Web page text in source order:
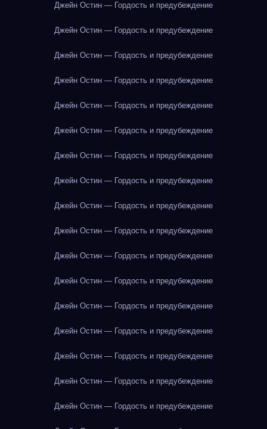
Джейн Остин — Гордость и предубеждение
Джейн Остин — Гордость и предубеждение
Джейн Остин — Гордость и предубеждение
Джейн Остин — Гордость и предубеждение
Джейн Остин — Гордость и предубеждение
Джейн Остин — Гордость и предубеждение
Джейн Остин — Гордость и предубеждение
Джейн Остин — Гордость и предубеждение
Джейн Остин — Гордость и предубеждение
Джейн Остин — Гордость и предубеждение
Джейн Остин — Гордость и предубеждение
Джейн Остин — Гордость и предубеждение
Джейн Остин — Гордость и предубеждение
Джейн Остин — Гордость и предубеждение
Джейн Остин — Гордость и предубеждение
Джейн Остин — Гордость и предубеждение
Джейн Остин — Гордость и предубеждение